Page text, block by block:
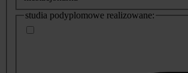
studia podyplomowe realizowane: